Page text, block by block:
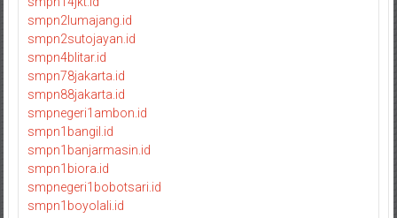
smpn2lumajang.id
smpn2sutojayan.id
smpn4blitar.id
smpn78jakarta.id
smpn88jakarta.id
smpnegeri1ambon.id
smpn1bangil.id
smpn1banjarmasin.id
smpn1biora.id
smpnegeri1bobotsari.id
smpn1boyolali.id